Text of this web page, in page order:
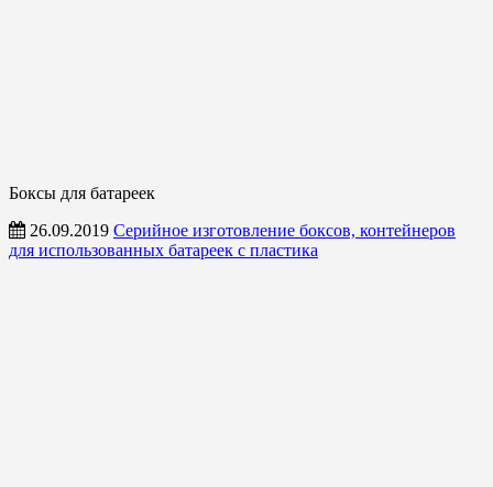
Боксы для батареек
26.09.2019 Серийное изготовление боксов, контейнеров
для использованных батареек с пластика